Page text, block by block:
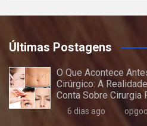
Últimas Postagens
O Que Acontece
Cirúrgico: A
Conta Sobre Cirurgia
6 dias ago